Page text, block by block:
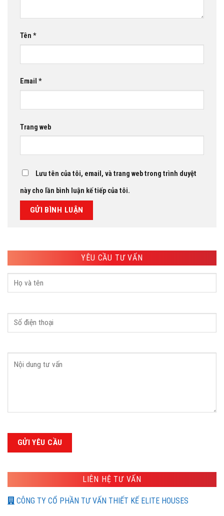
Tên *
Email *
Trang web
Lưu tên của tôi, email, và trang web trong trình duyệt
này cho lần bình luận kế tiếp của tôi.
YÊU CẦU TƯ VẤN
LIÊN HỆ TƯ VẤN
CÔNG TY CỔ PHẦN TƯ VẤN THIẾT KẾ ELITE HOUSES